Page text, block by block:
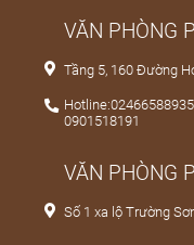
VĂN PHÒNG
Tầng 5, 160 Đường
0901518191
VĂN PHÒNG
Số 1 xa lộ Trường